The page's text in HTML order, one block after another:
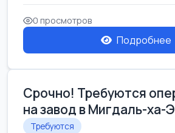
0 просмотров
Подробнее
Срочно! Требуются
на завод в Мигдаль-ха-
Требуются